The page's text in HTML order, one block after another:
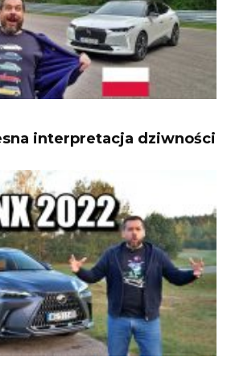
interpretacja dziwności